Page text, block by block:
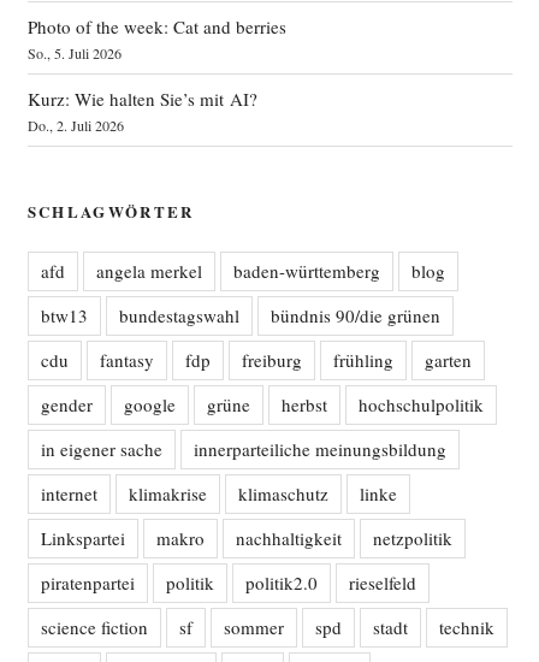
Photo of the week: Cat and berries
So., 5. Juli 2026
Kurz: Wie halten Sie’s mit AI?
Do., 2. Juli 2026
SCHLAGWÖRTER
afd angela merkel baden-württemberg
blog
btw13
bundestagswahl
bündnis 90/die grünen
cdu
fantasy fdp freiburg frühling
garten
gender
google grüne herbst
hochschulpolitik
in eigener sache
innerparteiliche meinungsbildung
internet
klimakrise klimaschutz
linke
Linkspartei
makro nachhaltigkeit
netzpolitik
piratenpartei
politik politik2.0
rieselfeld
science fiction
sf sommer spd stadt
technik